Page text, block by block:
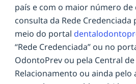
país e com o maior número de
consulta da Rede
meio do portal
“Rede Credenciada” ou no
OdontoPrev ou pela Central
Relacionamento ou ainda pelo